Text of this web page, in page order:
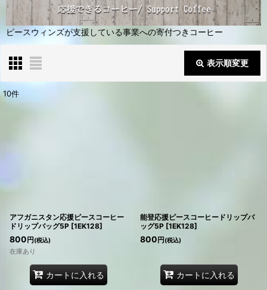
ピースウィンズが支援している事業への寄付つきコーヒー
表示順変更
10件
アフガニスタン応援ピースコーヒー
ドリップバッグ5P [1EK128]
800 円 (税込)
在庫あり
カートに入れる
能登応援ピースコーヒードリップバ
ッグ5P [1EK128]
800 円 (税込)
カートに入れる